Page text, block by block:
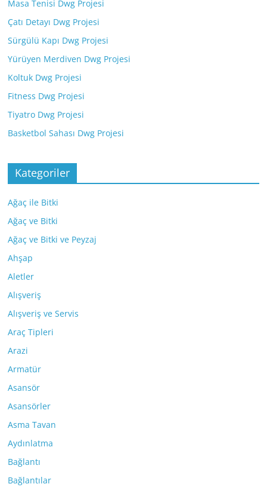
Masa Tenisi Dwg Projesi
Çatı Detayı Dwg Projesi
Sürgülü Kapı Dwg Projesi
Yürüyen Merdiven Dwg Projesi
Koltuk Dwg Projesi
Fitness Dwg Projesi
Tiyatro Dwg Projesi
Basketbol Sahası Dwg Projesi
Kategoriler
Ağaç ile Bitki
Ağaç ve Bitki
Ağaç ve Bitki ve Peyzaj
Ahşap
Aletler
Alışveriş
Alışveriş ve Servis
Araç Tipleri
Arazi
Armatür
Asansör
Asansörler
Asma Tavan
Aydınlatma
Bağlantı
Bağlantılar